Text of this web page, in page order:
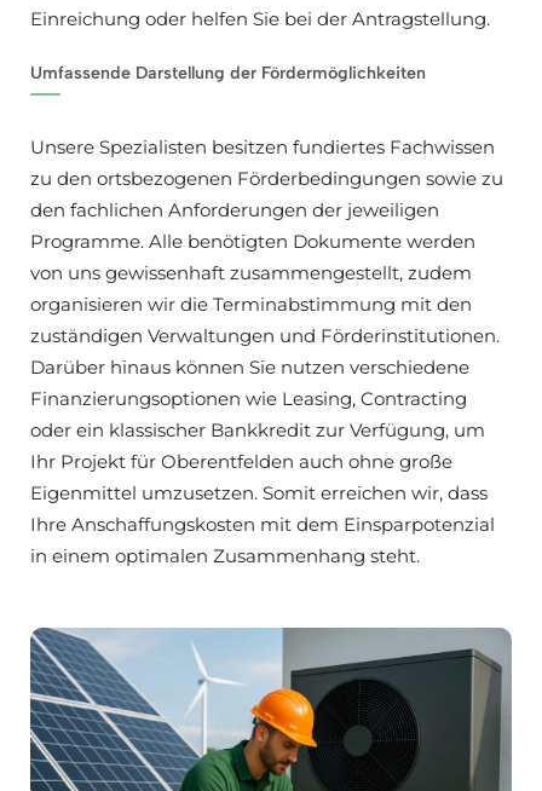
Einreichung oder helfen Sie bei der Antragstellung.
Umfassende Darstellung der Fördermöglichkeiten
Unsere Spezialisten besitzen fundiertes Fachwissen
zu den ortsbezogenen Förderbedingungen sowie zu
den fachlichen Anforderungen der jeweiligen
Programme. Alle benötigten Dokumente werden
von uns gewissenhaft zusammengestellt, zudem
organisieren wir die Terminabstimmung mit den
zuständigen Verwaltungen und Förderinstitutionen.
Darüber hinaus können Sie nutzen verschiedene
Finanzierungsoptionen wie Leasing, Contracting
oder ein klassischer Bankkredit zur Verfügung, um
Ihr Projekt für Oberentfelden auch ohne große
Eigenmittel umzusetzen. Somit erreichen wir, dass
Ihre Anschaffungskosten mit dem Einsparpotenzial
in einem optimalen Zusammenhang steht.